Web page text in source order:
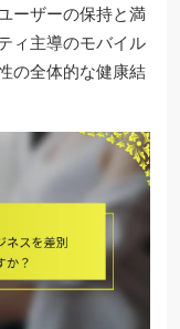
ーザーの保持と満
ィ主導のモバイル
の全体的な健康結